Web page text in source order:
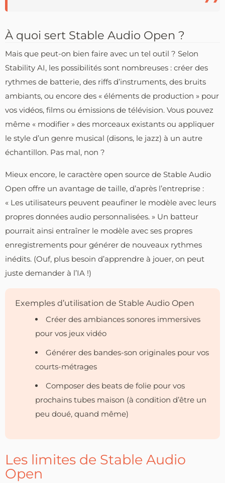
À quoi sert Stable Audio Open ?
Mais que peut-on bien faire avec un tel outil ? Selon
Stability AI, les possibilités sont nombreuses : créer des
rythmes de batterie, des riffs d’instruments, des bruits
ambiants, ou encore des « éléments de production » pour
vos vidéos, films ou émissions de télévision. Vous pouvez
même « modifier » des morceaux existants ou appliquer
le style d’un genre musical (disons, le jazz) à un autre
échantillon. Pas mal, non ?
Mieux encore, le caractère open source de Stable Audio
Open offre un avantage de taille, d’après l’entreprise :
« Les utilisateurs peuvent peaufiner le modèle avec leurs
propres données audio personnalisées. » Un batteur
pourrait ainsi entraîner le modèle avec ses propres
enregistrements pour générer de nouveaux rythmes
inédits. (Ouf, plus besoin d’apprendre à jouer, on peut
juste demander à l’IA !)
Exemples d’utilisation de Stable Audio Open
Créer des ambiances sonores immersives
pour vos jeux vidéo
Générer des bandes-son originales pour vos
courts-métrages
Composer des beats de folie pour vos
prochains tubes maison (à condition d’être un
peu doué, quand même)
Les limites de Stable Audio
Open